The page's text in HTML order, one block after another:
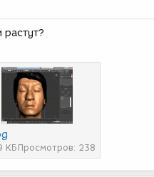
КБПросмотров: 238